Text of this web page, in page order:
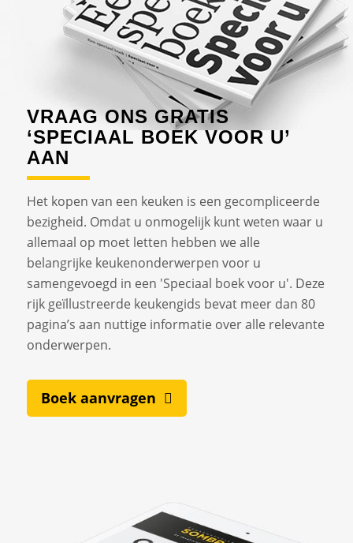
VRAAG ONS GRATIS
‘SPECIAAL BOEK VOOR U’
AAN
Het kopen van een keuken is een gecompliceerde
bezigheid. Omdat u onmogelijk kunt weten waar u
allemaal op moet letten hebben we alle
belangrijke keukenonderwerpen voor u
samengevoegd in een 'Speciaal boek voor u'. Deze
rijk geïllustreerde keukengids bevat meer dan 80
pagina’s aan nuttige informatie over alle relevante
onderwerpen.
Boek aanvragen